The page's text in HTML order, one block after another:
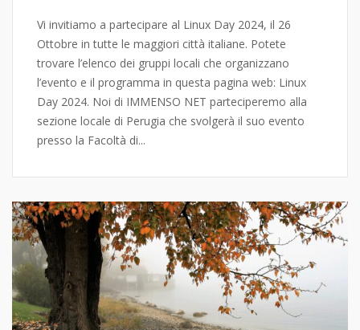
Vi invitiamo a partecipare al Linux Day 2024, il 26
Ottobre in tutte le maggiori città italiane. Potete
trovare l’elenco dei gruppi locali che organizzano
l’evento e il programma in questa pagina web: Linux
Day 2024. Noi di IMMENSO NET parteciperemo alla
sezione locale di Perugia che svolgerà il suo evento
presso la Facoltà di...